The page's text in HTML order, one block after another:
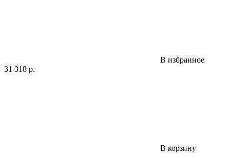
В избранное
31 318 р.
В корзину